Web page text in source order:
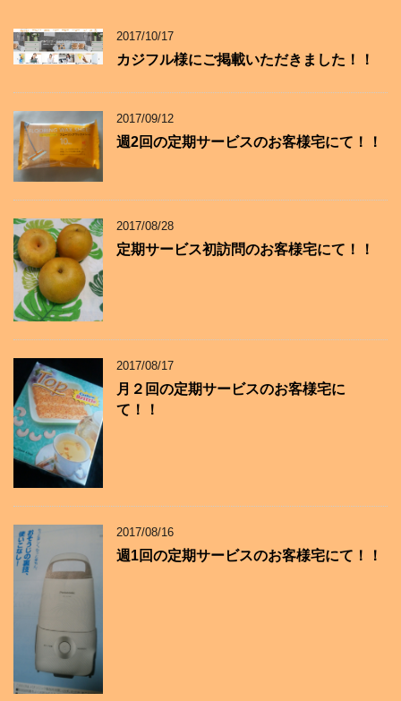
2017/10/17
カジフル様にご掲載いただきました！！
2017/09/12
週2回の定期サービスのお客様宅にて！！
2017/08/28
定期サービス初訪問のお客様宅にて！！
2017/08/17
月２回の定期サービスのお客様宅に
て！！
2017/08/16
週1回の定期サービスのお客様宅にて！！